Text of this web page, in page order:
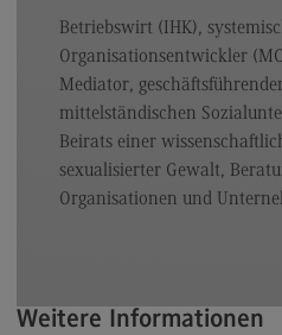
Betriebswirt (IHK),
Organisationsentwickler
Mediator,
mittelständischen
Beirats einer
sexualisierter Gewalt,
Organisationen und
Weitere Informationen